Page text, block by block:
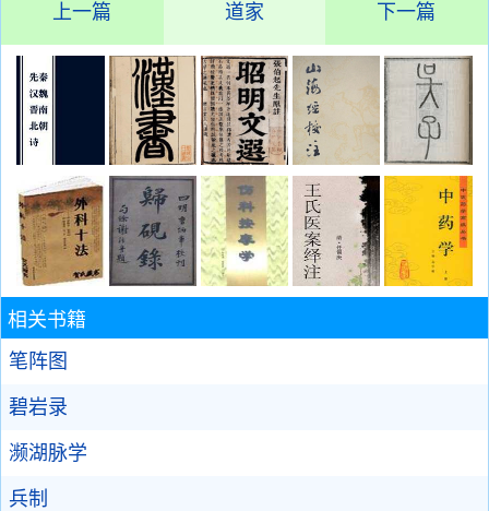
上一篇 道家 下一篇
相关书籍
笔阵图
碧岩录
濒湖脉学
兵制